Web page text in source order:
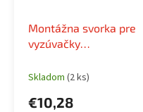
Montážna svorka pre
vyzúvačky
Skladom (2 ks)
€10,28